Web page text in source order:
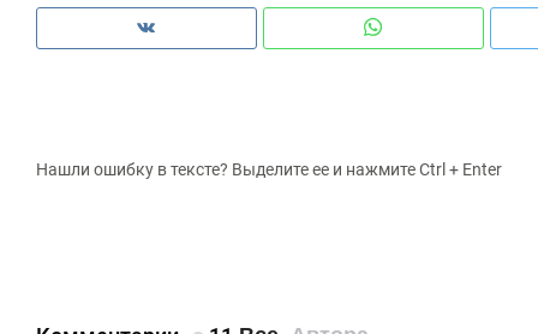
Нашли ошибку в тексте? Выделите ее и нажмите Ctrl + Enter